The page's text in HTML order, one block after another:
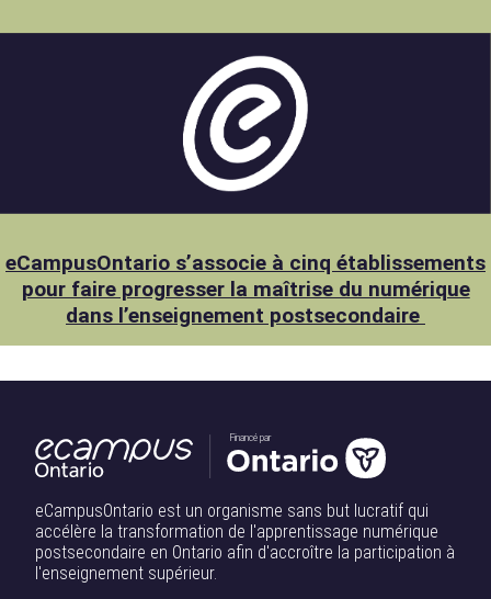
eCampusOntario s’associe à cinq établissements
pour faire progresser la maîtrise du numérique
dans l’enseignement postsecondaire
Financé par
eCampusOntario est un organisme sans but lucratif qui
accélère la transformation de l'apprentissage numérique
postsecondaire en Ontario afin d'accroître la participation à
l'enseignement supérieur.